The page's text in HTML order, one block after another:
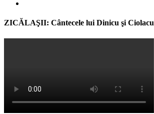
ZICĂLAŞII: Cântecele lui Dinicu şi Ciolacu